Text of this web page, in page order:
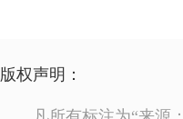
版权声明：